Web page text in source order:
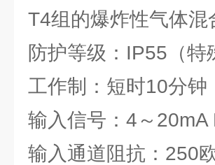
T4组的爆炸性气体
防护等级：IP55（
工作制：短时10分
输入信号：4～20mA
输入通道阻抗：250